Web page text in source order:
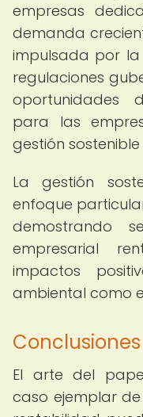
empresas
demanda
impulsada por
regulaciones
oportunidades
para las
gestión
La gestión
enfoque
demostrando
empresarial
impactos
ambiental como
Conclusiones
El arte del
caso ejemplar